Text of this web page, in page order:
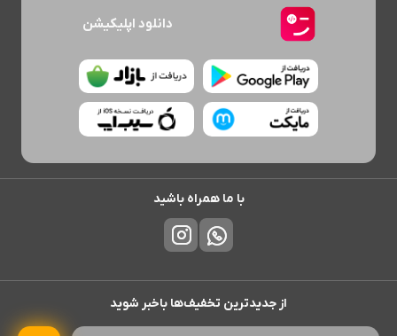
دانلود اپلیکیشن
با ما همراه باشید
از جدیدترین تخفیف‌ها باخبر شوید